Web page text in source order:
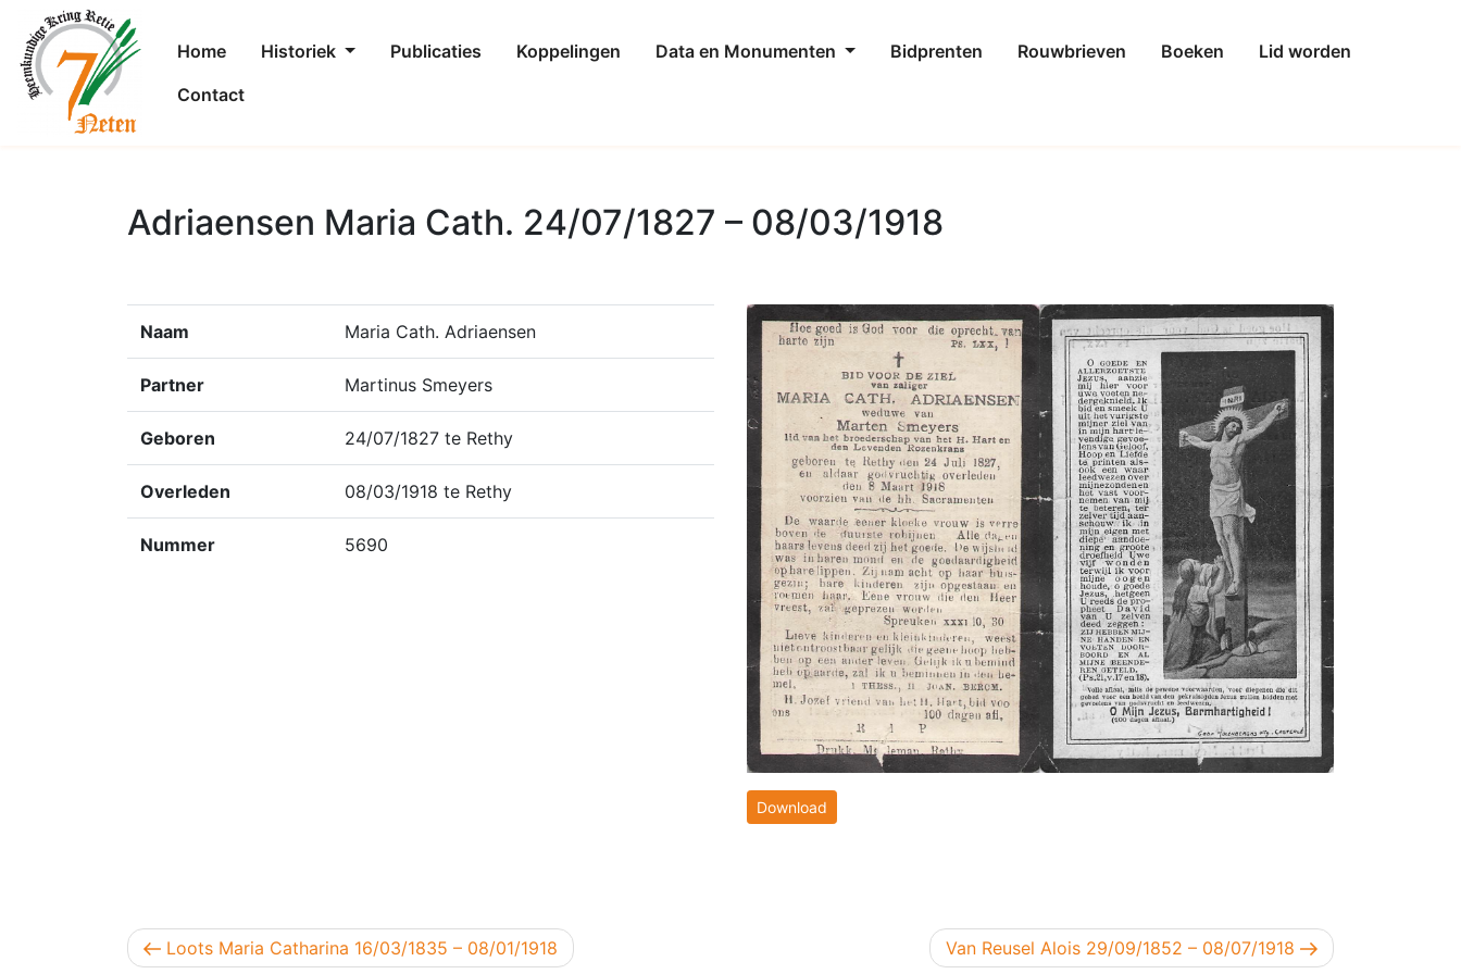
Home Historiek Publicaties Koppelingen Data en Monumenten Bidprenten Rouwbrieven Boeken
Lid worden
Contact
Adriaensen Maria Cath. 24/07/1827 – 08/03/1918
Naam Maria Cath. Adriaensen
Partner Martinus Smeyers
Geboren 24/07/1827 te Rethy
Overleden 08/03/1918 te Rethy
Nummer 5690
Download
Berichtnavigatie
Vorig bericht
Loots Maria Catharina 16/03/1835 – 08/01/1918 Volgend bericht
Van Reusel Alois 29/09/1852 – 08/07/1918